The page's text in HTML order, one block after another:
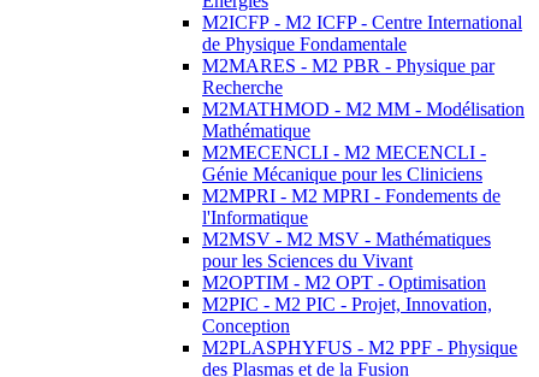
M2ICFP - M2 ICFP - Centre International
de Physique Fondamentale
M2MARES - M2 PBR - Physique par
Recherche
M2MATHMOD - M2 MM - Modélisation
Mathématique
M2MECENCLI - M2 MECENCLI -
Génie Mécanique pour les Cliniciens
M2MPRI - M2 MPRI - Fondements de
l'Informatique
M2MSV - M2 MSV - Mathématiques
pour les Sciences du Vivant
M2OPTIM - M2 OPT - Optimisation
M2PIC - M2 PIC - Projet, Innovation,
Conception
M2PLASPHYFUS - M2 PPF - Physique
des Plasmas et de la Fusion